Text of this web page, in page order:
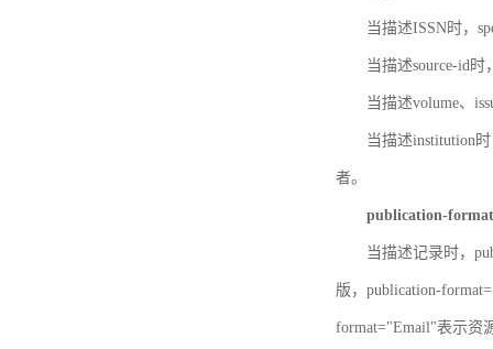
当描述ISSN时，
当描述source-id
当描述volume、
当描述institution
者。
publication-format
当描述记录时，
版，publication-
format="Email"表示资